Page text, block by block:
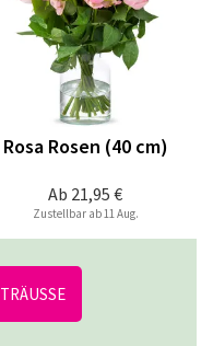
Ab 21,95 €
Rosa Rosen (40 cm)
Zustellbar ab 11 Aug.